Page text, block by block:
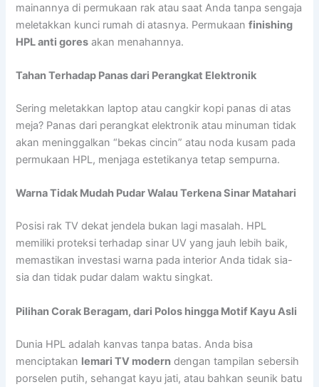
mainannya di permukaan rak atau saat Anda tanpa sengaja
meletakkan kunci rumah di atasnya. Permukaanfinishing
HPL anti gores akan menahannya.
Tahan Terhadap Panas dari Perangkat Elektronik
Sering meletakkan laptop atau cangkir kopi panas di atas
meja? Panas dari perangkat elektronik atau minuman tidak
akan meninggalkan “bekas cincin” atau noda kusam pada
permukaan HPL, menjaga estetikanya tetap sempurna.
Warna Tidak Mudah Pudar Walau Terkena Sinar Matahari
Posisi rak TV dekat jendela bukan lagi masalah. HPL
memiliki proteksi terhadap sinar UV yang jauh lebih baik,
memastikan investasi warna pada interior Anda tidak sia-
sia dan tidak pudar dalam waktu singkat.
Pilihan Corak Beragam, dari Polos hingga Motif Kayu Asli
Dunia HPL adalah kanvas tanpa batas. Anda bisa
menciptakan lemari TV modern dengan tampilan sebersih
porselen putih, sehangat kayu jati, atau bahkan seunik batu